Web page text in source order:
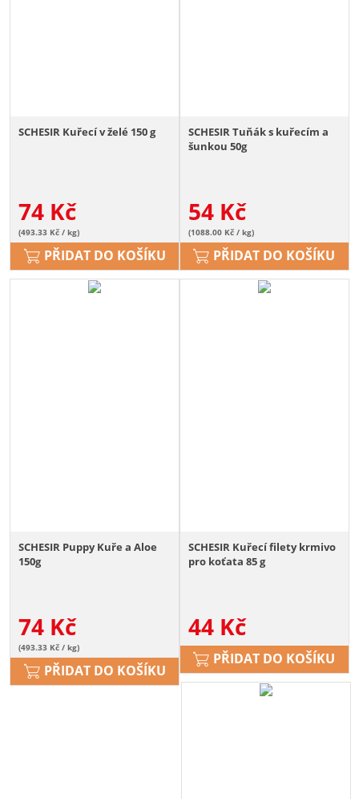
SCHESIR Kuřecí v želé 150 g
74 Kč
(493.33 Kč / kg)
PŘIDAT DO KOŠÍKU
SCHESIR Tuňák s kuřecím a
šunkou 50g
54 Kč
(1088.00 Kč / kg)
PŘIDAT DO KOŠÍKU
SCHESIR Puppy Kuře a Aloe
150g
74 Kč
(493.33 Kč / kg)
PŘIDAT DO KOŠÍKU
SCHESIR Kuřecí filety krmivo
pro koťata 85 g
44 Kč
PŘIDAT DO KOŠÍKU